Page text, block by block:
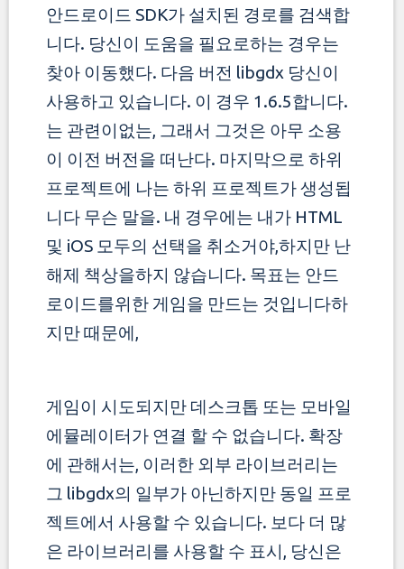
안드로이드 SDK가 설치된 경로를 검색합
니다. 당신이 도움을 필요로하는 경우는
찾아 이동했다. 다음 버전 libgdx 당신이
사용하고 있습니다. 이 경우 1.6.5합니다.
는 관련이없는, 그래서 그것은 아무 소용
이 이전 버전을 떠난다. 마지막으로 하위
프로젝트에 나는 하위 프로젝트가 생성됩
니다 무슨 말을. 내 경우에는 내가 HTML
및 iOS 모두의 선택을 취소거야,하지만 난
해제 책상을하지 않습니다. 목표는 안드
로이드를위한 게임을 만드는 것입니다하
지만 때문에,
게임이 시도되지만 데스크톱 또는 모바일
에뮬레이터가 연결 할 수 없습니다. 확장
에 관해서는, 이러한 외부 라이브러리는
그 libgdx의 일부가 아닌하지만 동일 프로
젝트에서 사용할 수 있습니다. 보다 더 많
은 라이브러리를 사용할 수 표시, 당신은